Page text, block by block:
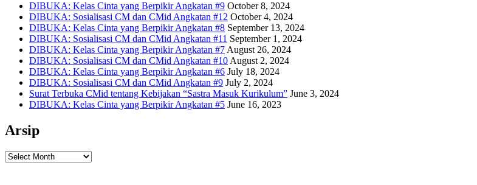
DIBUKA: Kelas Cinta yang Berpikir Angkatan #9 October 8, 2024
DIBUKA: Sosialisasi CM dan CMid Angkatan #12 October 4, 2024
DIBUKA: Kelas Cinta yang Berpikir Angkatan #8 September 13, 2024
DIBUKA: Sosialisasi CM dan CMid Angkatan #11 September 1, 2024
DIBUKA: Kelas Cinta yang Berpikir Angkatan #7August 26, 2024
DIBUKA: Sosialisasi CM dan CMid Angkatan #10August 2, 2024
DIBUKA: Kelas Cinta yang Berpikir Angkatan #6 July 18, 2024
DIBUKA: Sosialisasi CM dan CMid Angkatan #9 July 2, 2024
Surat Terbuka CMid tentang Kebijakan “Sastra Masuk Kurikulum” June 3, 2024
DIBUKA: Kelas Cinta yang Berpikir Angkatan #5 June 16, 2023
Arsip
Arsip